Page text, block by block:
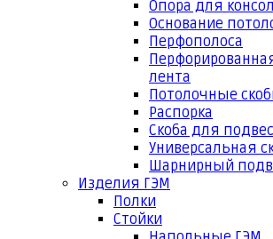
Опора для
Основание
Перфополоса
лента
Потолочные
Распорка
Скоба для
Универсальная
Шарнирный
Изделия ГЭМ
Полки
Стойки